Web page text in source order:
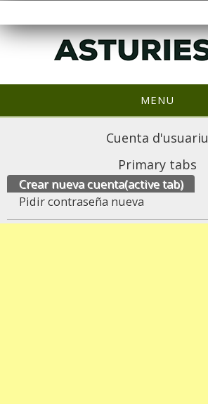
MENU
Cuenta d'usuariu
Primary tabs
Crear nueva cuenta(active tab)
Pidir contraseña nueva